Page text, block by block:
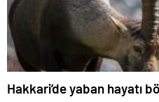
Hakkari’de yaban hayatı